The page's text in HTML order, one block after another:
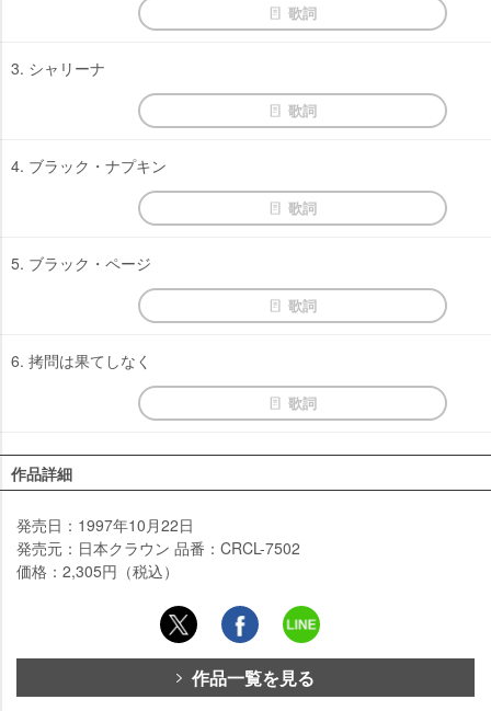
歌詞
3. シャリーナ
歌詞
4. ブラック・ナプキン
歌詞
5. ブラック・ページ
歌詞
6. 拷問は果てしなく
歌詞
作品詳細
発売日：1997年10月22日
発売元：日本クラウン 品番：CRCL-7502
価格：2,305円（税込）
作品一覧を見る